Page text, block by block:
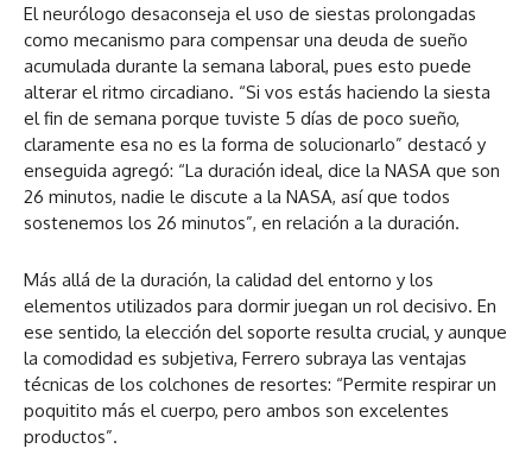
El neurólogo desaconseja el uso de siestas prolongadas
como mecanismo para compensar una deuda de sueño
acumulada durante la semana laboral, pues esto puede
alterar el ritmo circadiano. “Si vos estás haciendo la siesta
el fin de semana porque tuviste 5 días de poco sueño,
claramente esa no es la forma de solucionarlo” destacó y
enseguida agregó: “La duración ideal, dice la NASA que son
26 minutos, nadie le discute a la NASA, así que todos
sostenemos los 26 minutos”, en relación a la duración.
Más allá de la duración, la calidad del entorno y los
elementos utilizados para dormir juegan un rol decisivo. En
ese sentido, la elección del soporte resulta crucial, y aunque
la comodidad es subjetiva, Ferrero subraya las ventajas
técnicas de los colchones de resortes: “Permite respirar un
poquitito más el cuerpo, pero ambos son excelentes
productos”.